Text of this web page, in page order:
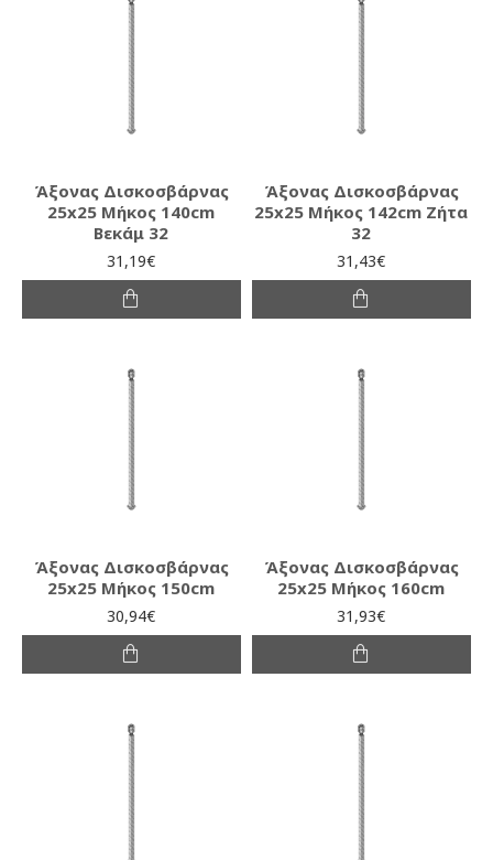
Άξονας Δισκοσβάρνας
25x25 Μήκος 140cm
Βεκάμ 32
31,19€
Άξονας Δισκοσβάρνας
25x25 Μήκος 142cm Ζήτα
32
31,43€
Άξονας Δισκοσβάρνας
25x25 Μήκος 150cm
30,94€
Άξονας Δισκοσβάρνας
25x25 Μήκος 160cm
31,93€